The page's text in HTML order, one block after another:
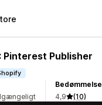
Pinterest Publisher
Bedømmelse
4,9
(10)